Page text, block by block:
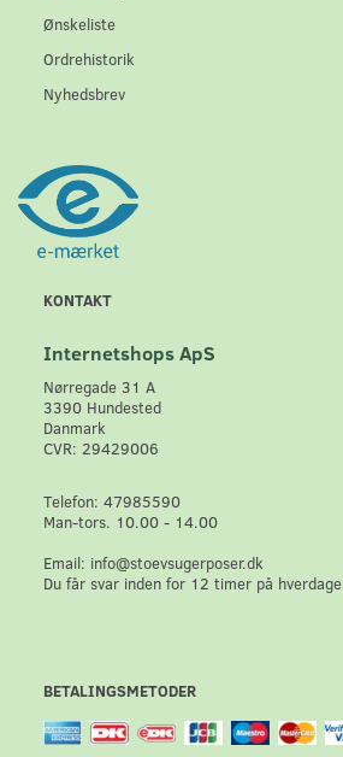
Ønskeliste
Ordrehistorik
Nyhedsbrev
KONTAKT
Internetshops ApS
Nørregade 31 A
3390 Hundested
Danmark
CVR: 29429006
Telefon: 47985590
Man-tors. 10.00 - 14.00
Email: info@stoevsugerposer.dk
Du får svar inden for 12 timer på hverdage
BETALINGSMETODER